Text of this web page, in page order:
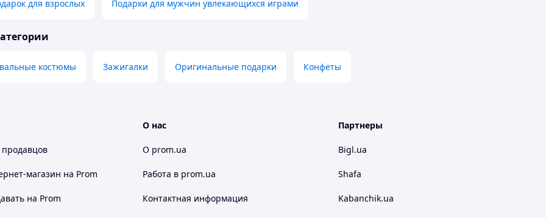
для взрослых Подарки для мужчин увлекающихся играми
костюмы Зажигалки Оригинальные подарки Конфеты
магазин на Prom
на Prom
О нас
О prom.ua
Работа в prom.ua
Контактная информация
Партнеры
Bigl.ua
Shafa
Kabanchik.ua